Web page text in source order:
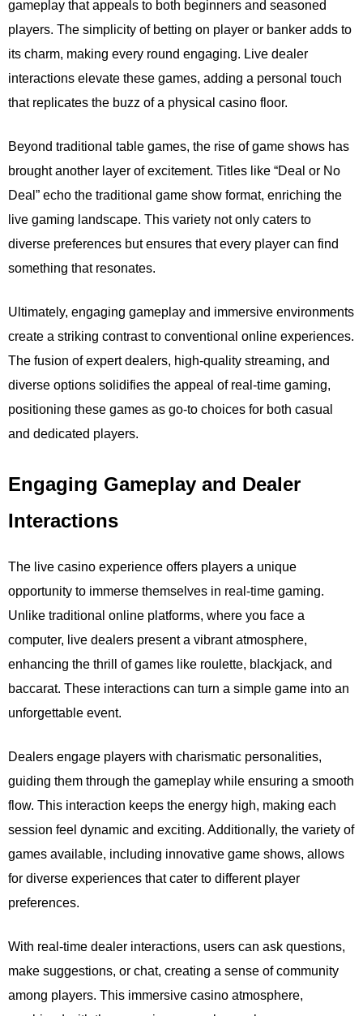
gameplay that appeals to both beginners and seasoned
players. The simplicity of betting on player or banker adds to
its charm, making every round engaging. Live dealer
interactions elevate these games, adding a personal touch
that replicates the buzz of a physical casino floor.
Beyond traditional table games, the rise of game shows has
brought another layer of excitement. Titles like “Deal or No
Deal” echo the traditional game show format, enriching the
live gaming landscape. This variety not only caters to
diverse preferences but ensures that every player can find
something that resonates.
Ultimately, engaging gameplay and immersive environments
create a striking contrast to conventional online experiences.
The fusion of expert dealers, high-quality streaming, and
diverse options solidifies the appeal of real-time gaming,
positioning these games as go-to choices for both casual
and dedicated players.
Engaging Gameplay and Dealer
Interactions
The live casino experience offers players a unique
opportunity to immerse themselves in real-time gaming.
Unlike traditional online platforms, where you face a
computer, live dealers present a vibrant atmosphere,
enhancing the thrill of games like roulette, blackjack, and
baccarat. These interactions can turn a simple game into an
unforgettable event.
Dealers engage players with charismatic personalities,
guiding them through the gameplay while ensuring a smooth
flow. This interaction keeps the energy high, making each
session feel dynamic and exciting. Additionally, the variety of
games available, including innovative game shows, allows
for diverse experiences that cater to different player
preferences.
With real-time dealer interactions, users can ask questions,
make suggestions, or chat, creating a sense of community
among players. This immersive casino atmosphere,